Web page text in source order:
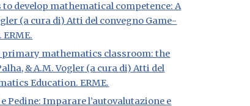
to develop mathematical competence: A
(a cura di) Atti del convegno Game-
primary mathematics classroom: the
& A.M. Vogler (a cura di) Atti del
Education. ERME.
Pedine: Imparare l’autovalutazione e